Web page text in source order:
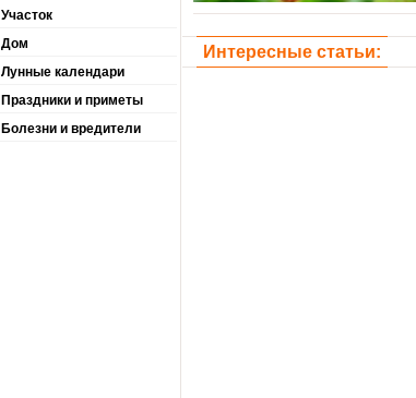
Участок
Дом
Лунные календари
Праздники и приметы
Болезни и вредители
Интересные статьи: